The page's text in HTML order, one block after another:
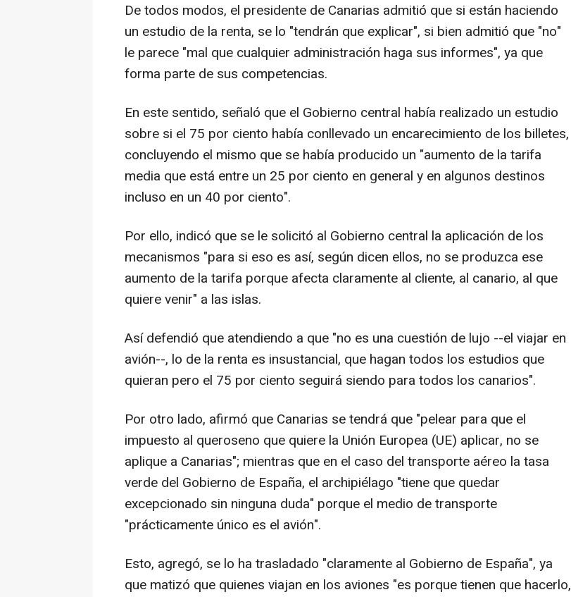
De todos modos, el presidente de Canarias admitió que si están haciendo
un estudio de la renta, se lo "tendrán que explicar", si bien admitió que "no"
le parece "mal que cualquier administración haga sus informes", ya que
forma parte de sus competencias.
En este sentido, señaló que el Gobierno central había realizado un estudio
sobre si el 75 por ciento había conllevado un encarecimiento de los billetes,
concluyendo el mismo que se había producido un "aumento de la tarifa
media que está entre un 25 por ciento en general y en algunos destinos
incluso en un 40 por ciento".
Por ello, indicó que se le solicitó al Gobierno central la aplicación de los
mecanismos "para si eso es así, según dicen ellos, no se produzca ese
aumento de la tarifa porque afecta claramente al cliente, al canario, al que
quiere venir" a las islas.
Así defendió que atendiendo a que "no es una cuestión de lujo --el viajar en
avión--, lo de la renta es insustancial, que hagan todos los estudios que
quieran pero el 75 por ciento seguirá siendo para todos los canarios".
Por otro lado, afirmó que Canarias se tendrá que "pelear para que el
impuesto al queroseno que quiere la Unión Europea (UE) aplicar, no se
aplique a Canarias"; mientras que en el caso del transporte aéreo la tasa
verde del Gobierno de España, el archipiélago "tiene que quedar
excepcionado sin ninguna duda" porque el medio de transporte
"prácticamente único es el avión".
Esto, agregó, se lo ha trasladado "claramente al Gobierno de España", ya
que matizó que quienes viajan en los aviones "es porque tienen que hacerlo,